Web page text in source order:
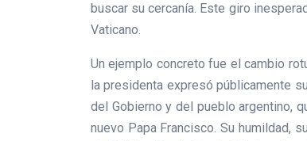
buscar su cercanía. Este giro
Vaticano.
Un ejemplo concreto fue el cambio
la presidenta expresó públicamente
del Gobierno y del pueblo argentino,
nuevo Papa Francisco. Su humildad,